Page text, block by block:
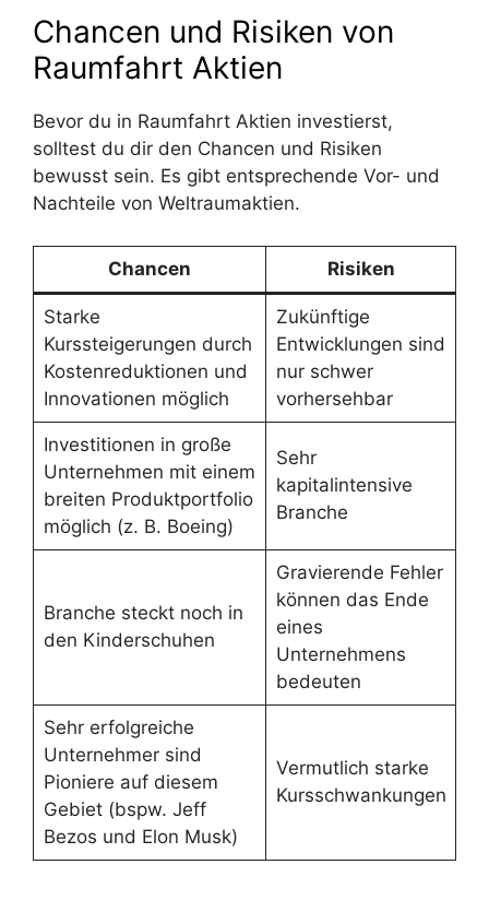
Chancen und Risiken von
Raumfahrt Aktien
Bevor du in Raumfahrt Aktien investierst,
solltest du dir den Chancen und Risiken
bewusst sein. Es gibt entsprechende Vor- und
Nachteile von Weltraumaktien.
Chancen Risiken
Starke
Kurssteigerungen durch
Kostenreduktionen und
Innovationen möglich
Zukünftige
Entwicklungen sind
nur schwer
vorhersehbar
Investitionen in große
Unternehmen mit einem
breiten Produktportfolio
möglich (z. B. Boeing)
Sehr
kapitalintensive
Branche
Branche steckt noch in
den Kinderschuhen
Gravierende Fehler
können das Ende
eines
Unternehmens
bedeuten
Sehr erfolgreiche
Unternehmer sind
Pioniere auf diesem
Gebiet (bspw. Jeff
Bezos und Elon Musk)
Vermutlich starke
Kursschwankungen